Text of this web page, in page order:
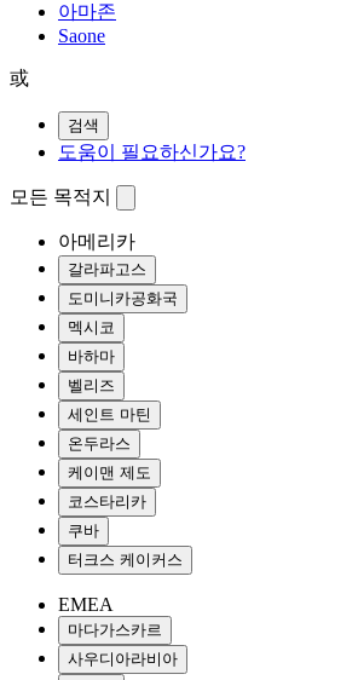
아마존
Saone
或
검색
도움이 필요하신가요?
모든 목적지
아메리카
갈라파고스
도미니카공화국
멕시코
바하마
벨리즈
세인트 마틴
온두라스
케이맨 제도
코스타리카
쿠바
터크스 케이커스
EMEA
마다가스카르
사우디아라비아